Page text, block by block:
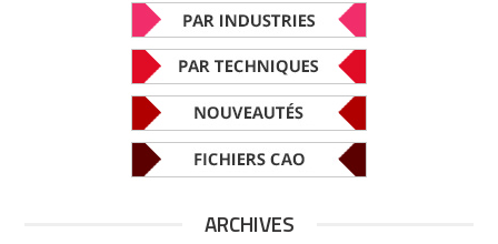
ARCHIVES